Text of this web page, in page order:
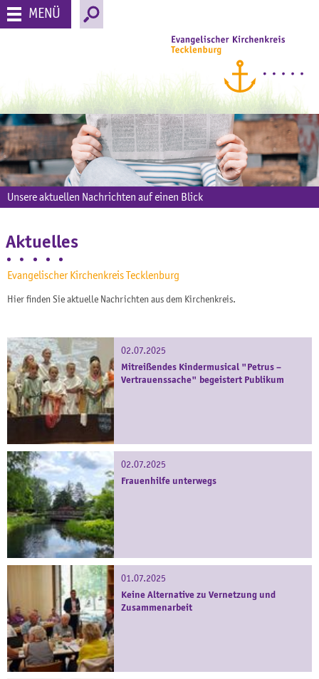
MENÜ
Unsere aktuellen Nachrichten auf einen Blick
Aktuelles
Evangelischer Kirchenkreis Tecklenburg
Hier finden Sie aktuelle Nachrichten aus dem Kirchenkreis.
02.07.2025
Mitreißendes Kindermusical "Petrus –
Vertrauenssache" begeistert Publikum
02.07.2025
Frauenhilfe unterwegs
01.07.2025
Keine Alternative zu Vernetzung und
Zusammenarbeit